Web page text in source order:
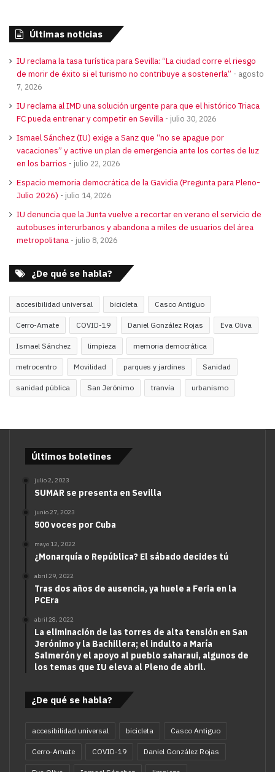
Últimas noticias
IU reclama la tasa turística para Sevilla: “La ciudad corre el riesgo
de morir de éxito si el turismo no contribuye a sostenerla”
agosto
7, 2026
IU reclama al IMD una solución urgente para que el histórico Triaca
FC pueda entrenar y competir en Sevilla
julio 30, 2026
Ismael Sánchez (IU) exige a Sanz que “no se apague por
vacaciones” y active un plan de emergencia ante los cortes de luz
en los barrios
julio 22, 2026
Espacio memoria democrática de la Gavidia (Pregunta para Pleno-
Julio 2026)
julio 14, 2026
IU denuncia que la Junta vuelve a recortar en verano el servicio de
autobuses interurbanos y abandona a miles de usuarios del área
metropolitana
julio 8, 2026
¿De qué se habla?
accesibilidad universal bicicleta Casco Antiguo
Cerro-Amate COVID-19 Daniel González Rojas Eva Oliva
Ismael Sánchez limpieza memoria democrática
metrocentro Movilidad parques y jardines Sanidad
sanidad pública San Jerónimo tranvía urbanismo
Últimos boletines
julio 2, 2023
SUMAR se presenta en Sevilla
junio 27, 2023
500 voces por Cuba
mayo 12, 2022
¿Monarquía o República? El sábado decides tú
abril 29, 2022
Tras dos años de ausencia, ya huele a Feria en la
PCEra
abril 28, 2022
La eliminación de las torres de alta tensión en San
Jerónimo y la Bachillera; el indulto a María
Salmerón y el apoyo al pueblo saharaui, algunos de
los temas que IU eleva al Pleno de abril.
¿De qué se habla?
accesibilidad universal bicicleta Casco Antiguo
Cerro-Amate COVID-19 Daniel González Rojas